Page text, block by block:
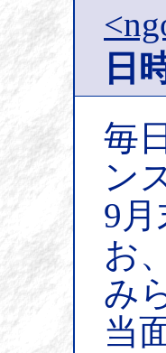
日
毎
ン
9
お
み
当